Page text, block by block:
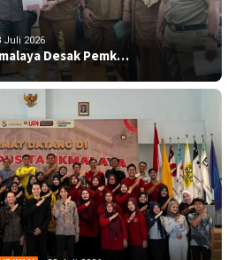
Juli 2026
Desak Pemk…